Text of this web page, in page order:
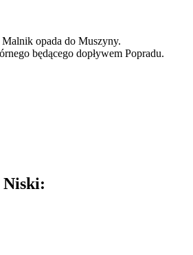
opada do Muszyny.
będącego dopływem Popradu.
Niski: